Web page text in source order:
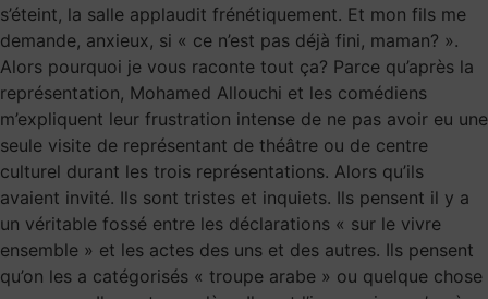
s’éteint, la salle applaudit frénétiquement. Et mon fils me
demande, anxieux, si « ce n’est pas déjà fini, maman? ».
Alors pourquoi je vous raconte tout ça? Parce qu’après la
représentation, Mohamed Allouchi et les comédiens
m’expliquent leur frustration intense de ne pas avoir eu une
seule visite de représentant de théâtre ou de centre
culturel durant les trois représentations. Alors qu’ils
avaient invité. Ils sont tristes et inquiets. Ils pensent il y a
un véritable fossé entre les déclarations « sur le vivre
ensemble » et les actes des uns et des autres. Ils pensent
qu’on les a catégorisés « troupe arabe » ou quelque chose